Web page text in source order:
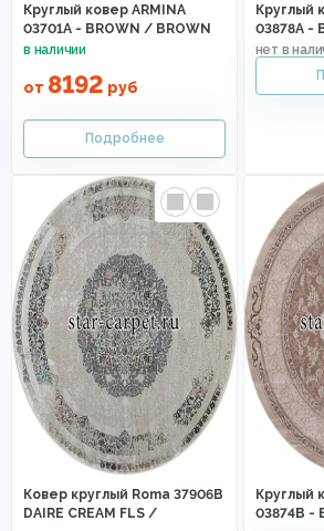
Круглый ковер ARMINA
03701A - BROWN / BROWN
от 8192 руб
Круглый
03878A -
Ковер круглый Roma 37906B
DAIRE CREAM FLS /
Круглый
03874B -